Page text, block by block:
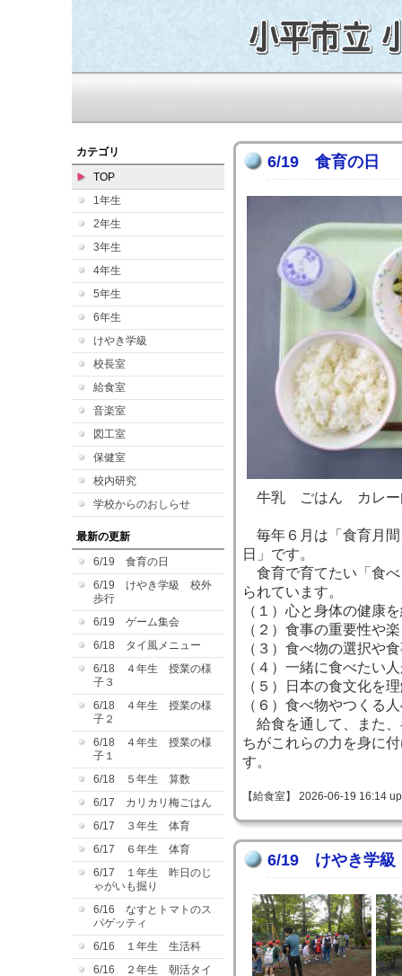
カテゴリ
TOP
1年生
2年生
3年生
4年生
5年生
6年生
けやき学級
校長室
給食室
音楽室
図工室
保健室
校内研究
学校からのおしらせ
最新の更新
6/19 食育の日
6/19 けやき学級 校外
歩行
6/19 ゲーム集会
6/18 タイ風メニュー
6/18 ４年生 授業の様
子３
6/18 ４年生 授業の様
子２
6/18 ４年生 授業の様
子１
6/18 ５年生 算数
6/17 カリカリ梅ごはん
6/17 ３年生 体育
6/17 ６年生 体育
6/17 １年生 昨日のじ
ゃがいも掘り
6/16 なすとトマトのス
パゲッティ
6/16 １年生 生活科
6/16 ２年生 朝活タイ
6/19 食育の日
牛乳 ごはん カレー
毎年６月は「食育月間
日」です。
食育で育てたい「食べ
られています。
（１）心と身体の健康
（２）食事の重要性や
（３）食べ物の選択や
（４）一緒に食べたい
（５）日本の食文化を
（６）食べ物やつくる
給食を通して、また、
ちがこれらの力を身に
す。
【給食室】 2026-06-19 16:14
6/19 けやき学